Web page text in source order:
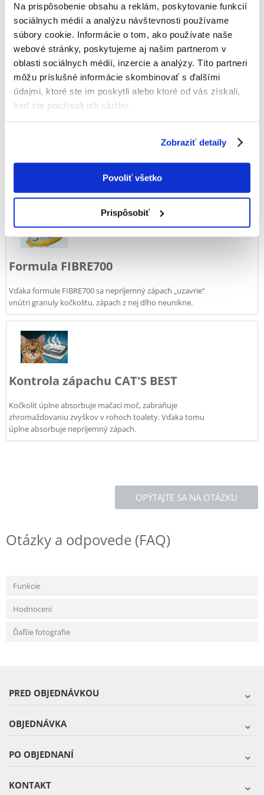
Na prispôsobenie obsahu a reklám, poskytovanie funkcií
sociálnych médií a analýzu návštevnosti používame
súbory cookie. Informácie o tom, ako používate naše
webové stránky, poskytujeme aj našim partnerom v
oblasti sociálnych médií, inzercie a analýzy. Títo partneri
môžu príslušné informácie skombinovať s ďalšími
údajmi, ktoré ste im poskytli alebo ktoré od vás získali,
keď ste používali ich služby.
Zobraziť detaily
Povoliť všetko
Prispôsobiť
Recommend
100% ZÁKAZNÍCI ODPORÚČAJÚ TENTO PRODUKT
NAPÍSAŤ RECENZIU
Popis
Na výrobu kočkolitu bolo použité 100 % prírodné drevo,
Formula FIBRE700
Vďaka formule FIBRE700 sa nepríjemný zápach „uzavrie“
vnútri granuly kočkolitu, zápach z nej dlho neunikne.
Kontrola zápachu CAT'S BEST
Kočkolit úplne absorbuje mačací moč, zabraňuje
zhromažďovaniu zvyškov v rohoch toalety. Vďaka tomu
úplne absorbuje nepríjemný zápach.
OPÝTAJTE SA NA OTÁZKU
Otázky a odpovede (FAQ)
Funkcie
Hodnocení
Ďaľšie fotografie
PRED OBJEDNÁVKOU
OBJEDNÁVKA
PO OBJEDNANÍ
KONTAKT